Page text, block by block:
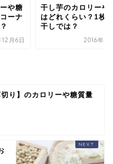
や糖
ーナ
月6日
干し芋のカロリーや
はどれくらい？1枚
干しでは？
2016年9
り】のカロリーや糖質量